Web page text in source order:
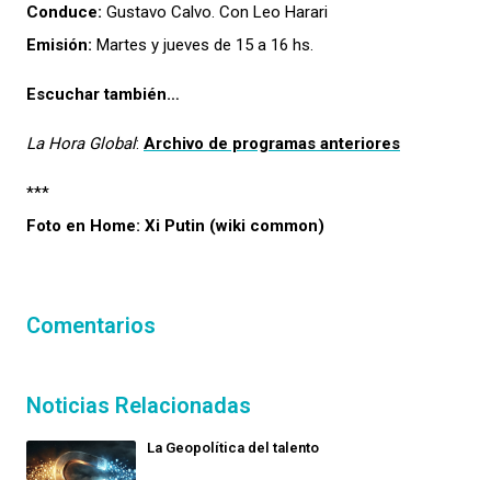
Conduce: Gustavo Calvo. Con Leo Harari
Emisión: Martes y jueves de 15 a 16 hs.
Escuchar también…
La Hora Global: Archivo de programas anteriores
***
Foto en Home: Xi Putin (wiki common)
Comentarios
Noticias Relacionadas
La Geopolítica del talento